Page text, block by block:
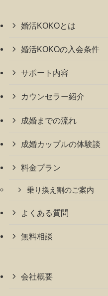
婚活KOKOとは
婚活KOKOの入会条件
サポート内容
カウンセラー紹介
成婚までの流れ
成婚カップルの体験談
料金プラン
乗り換え割のご案内
よくある質問
無料相談
会社概要